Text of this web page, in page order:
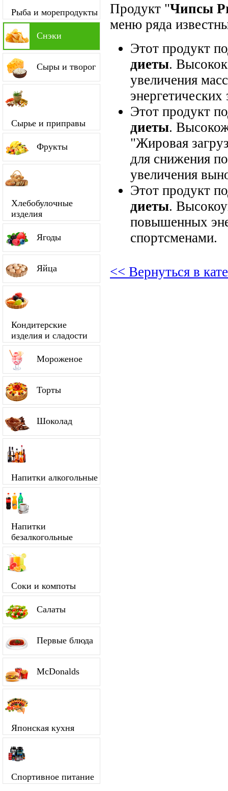
Рыба и морепродукты
Снэки
Сыры и творог
Сырье и приправы
Фрукты
Хлебобулочные
изделия
Ягоды
Яйца
Кондитерские
изделия и сладости
Мороженое
Торты
Шоколад
Напитки алкогольные
Напитки
безалкогольные
Соки и компоты
Салаты
Первые блюда
McDonalds
Японская кухня
Спортивное питание
Продукт "Чипсы
меню ряда
Этот продукт
диеты.
увеличения
энергетических
Этот продукт
диеты.
"Жировая
для снижения
увеличения
Этот продукт
диеты.
повышенных
спортсменами.
<< Вернуться в